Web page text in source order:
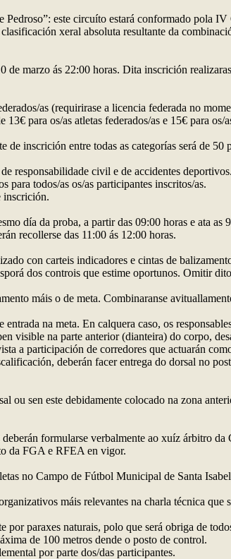
este circuíto estará conformado pola
xeral absoluta resultante da
de marzo ás 22:00 horas. Dita inscrición
as (requirirase a licencia federada no
para os/as atletas federados/as e 15€ para os/
inscrición entre todas as categorías será de 50
responsabilidade civil e de accidentes
para todos/as os/as participantes inscritos/as.
inscrición.
día da proba, a partir das 09:00 horas e ata
recollerse das 11:00 ás 12:00 horas.
con carteis indicadores e cintas de
dos controis que estime oportunos. Omitir
máis o de meta. Combinaranse
na meta. En calquera caso, os
visible na parte anterior (dianteira) do corpo,
a participación de corredores que actuarán
deberán facer entrega do dorsal no
ou sen este debidamente colocado na zona
formularse verbalmente ao xuíz árbitro
da FGA e RFEA en vigor.
no Campo de Fútbol Municipal de Santa
máis relevantes na charla técnica que
paraxes naturais, polo que será obriga de
de 100 metros dende o posto de control.
por parte dos/das participantes.